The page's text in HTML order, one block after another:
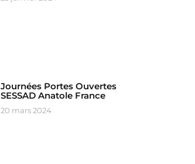
Journées Portes Ouvertes
SESSAD Anatole France
20 mars 2024